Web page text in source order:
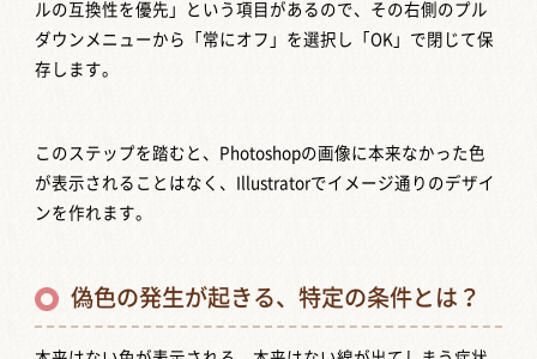
ルの互換性を優先」という項目があるので、その右側のプル
ダウンメニューから「常にオフ」を選択し「OK」で閉じて保
存します。
このステップを踏むと、Photoshopの画像に本来なかった色
が表示されることはなく、Illustratorでイメージ通りのデザイ
ンを作れます。
偽色の発生が起きる、特定の条件とは？